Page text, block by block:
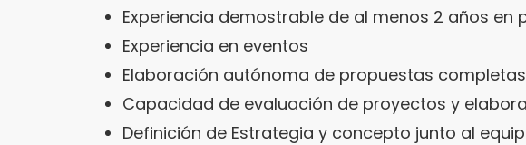
Experiencia demostrable de al menos 2 años en
Experiencia en eventos
Elaboración autónoma de propuestas
Capacidad de evaluación de proyectos y
Definición de Estrategia y concepto junto al